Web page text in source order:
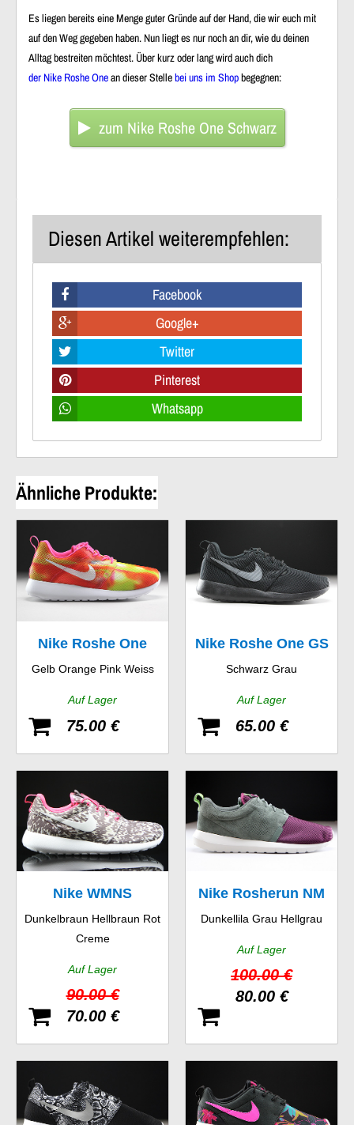
Es liegen bereits eine Menge guter Gründe auf der Hand, die wir euch mit
auf den Weg gegeben haben. Nun liegt es nur noch an dir, wie du deinen
Alltag bestreiten möchtest. Über kurz oder lang wird auch dich
der Nike Roshe Onean dieser Stellebei uns im Shopbegegnen:
zum Nike Roshe One Schwarz
Diesen Artikel weiterempfehlen:
Facebook
Google+
Twitter
Pinterest
Whatsapp
Ähnliche Produkte:
Nike Roshe One
Flight Weight GS
Gelb Orange Pink Weiss
Auf Lager
75.00 €
Nike Roshe One GS
Schwarz Grau
Auf Lager
65.00 €
Nike WMNS
Rosherun Print
Dunkelbraun Hellbraun Rot
Creme
Auf Lager
90.00 €
70.00 €
Nike Rosherun NM
FB
Dunkellila Grau Hellgrau
Auf Lager
100.00 €
80.00 €